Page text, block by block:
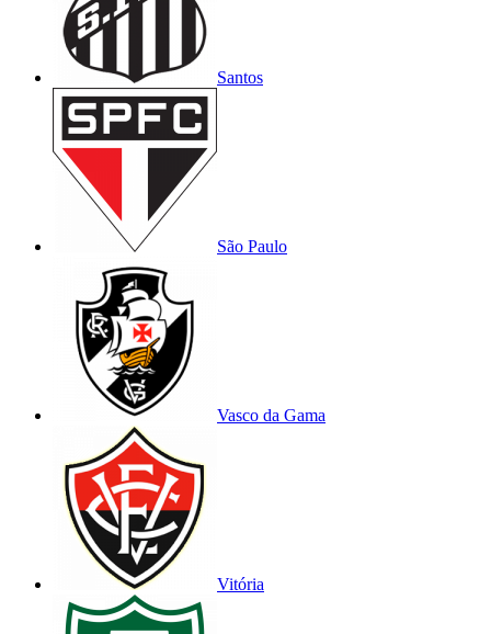
Santos
São Paulo
Vasco da Gama
Vitória